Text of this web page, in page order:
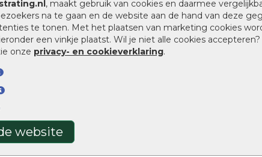
, maakt gebruik van cookies en daarmee
na te gaan en de website aan de hand van deze
te tonen. Met het plaatsen van marketing cookies
een vinkje plaatst. Wil je niet alle cookies
onze privacy- en cookieverklaring.
website
Tuinstenen
Waalformaat
Wildverband bestrating
Kingstones
Split,
Oprit